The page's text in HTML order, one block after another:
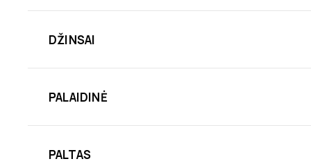
DŽINSAI
PALAIDINĖ
PALTAS